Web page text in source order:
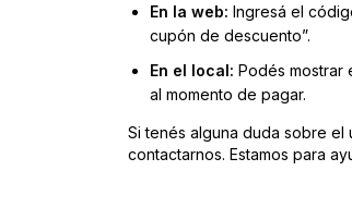
En la web: Ingresá el
cupón de descuento”.
En el local: Podés mostrar
al momento de pagar.
Si tenés alguna duda sobre
contactarnos. Estamos para